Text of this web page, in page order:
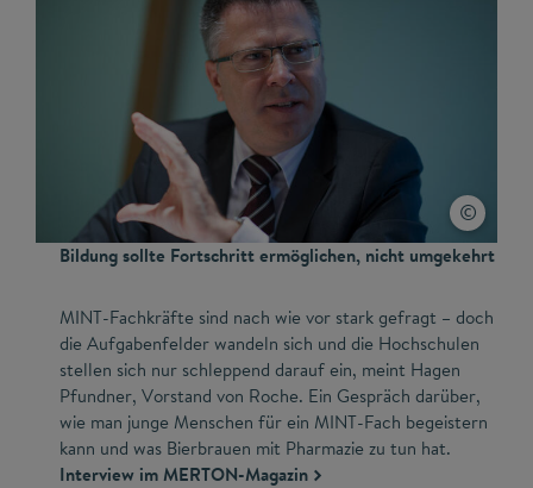
Bildung sollte Fortschritt ermöglichen, nicht umgekehrt
MINT-Fachkräfte sind nach wie vor stark gefragt – doch
die Aufgabenfelder wandeln sich und die Hochschulen
stellen sich nur schleppend darauf ein, meint Hagen
Pfundner, Vorstand von Roche. Ein Gespräch darüber,
wie man junge Menschen für ein MINT-Fach begeistern
kann und was Bierbrauen mit Pharmazie zu tun hat.
Interview im MERTON-Magazin